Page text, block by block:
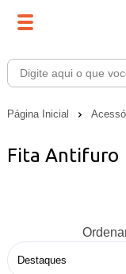
Página Inicial
Fita Antifuro